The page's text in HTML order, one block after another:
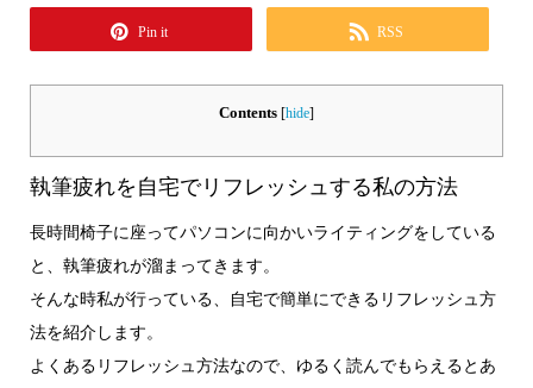
Pin it RSS
Contents [hide]
執筆疲れを自宅でリフレッシュする私の方法
長時間椅子に座ってパソコンに向かいライティングをしている
と、執筆疲れが溜まってきます。
そんな時私が行っている、自宅で簡単にできるリフレッシュ方
法を紹介します。
よくあるリフレッシュ方法なので、ゆるく読んでもらえるとあ